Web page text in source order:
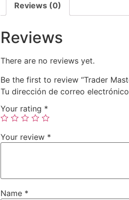
Reviews (0)
Reviews
There are no reviews yet.
Be the first to review “Trader
Tu dirección de correo
Your rating *
Your review *
Name *